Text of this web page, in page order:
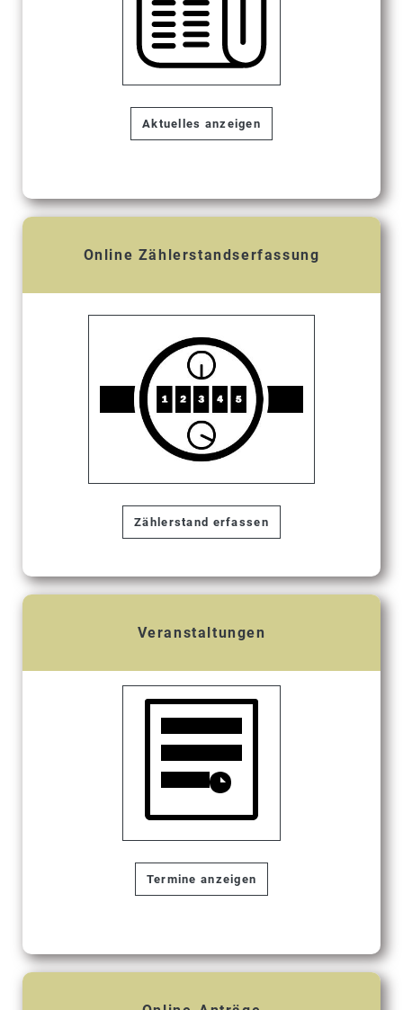
Aktuelles anzeigen
Online Zählerstandserfassung
Zählerstand erfassen
Veranstaltungen
Termine anzeigen